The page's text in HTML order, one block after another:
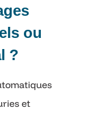
ou
?
et